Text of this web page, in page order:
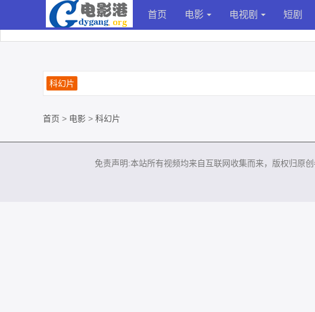
首页 电影 电视剧 短剧
科幻片
首页 > 电影 > 科幻片
免责声明:本站所有视频均来自互联网收集而来，版权归原